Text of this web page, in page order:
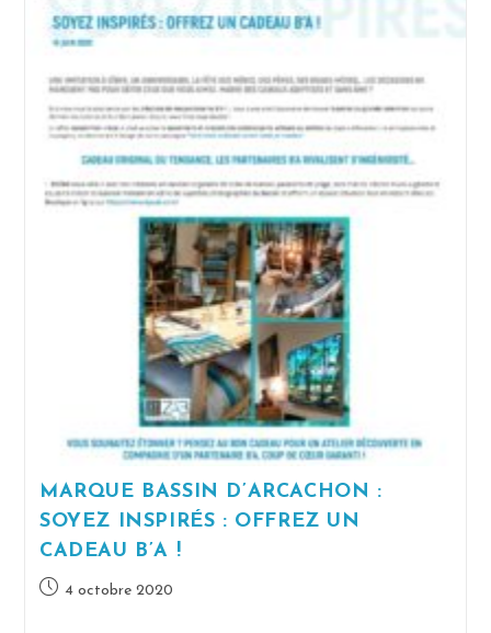
MARQUE BASSIN D’ARCACHON :
SOYEZ INSPIRÉS : OFFREZ UN
CADEAU B’A !
4 octobre 2020